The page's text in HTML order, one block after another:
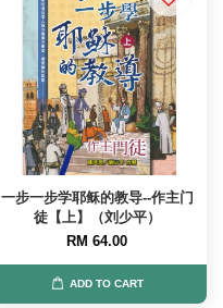
一步一步学耶稣的教导--作主门
徒【上】（刘少平）
RM 64.00
ADD TO CART